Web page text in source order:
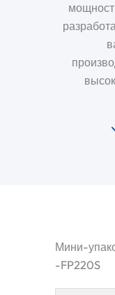
Мини-
-FP220S